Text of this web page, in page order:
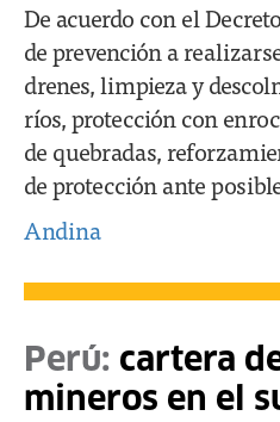
De acuerdo con el
de prevención a
drenes, limpieza y
ríos, protección con
de quebradas,
de protección ante
Andina
Perú: cartera
mineros en el